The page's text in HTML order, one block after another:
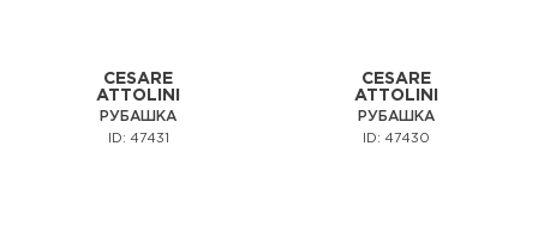
CESARE
ATTOLINI
РУБАШКА
ID: 47431
CESARE
ATTOLINI
РУБАШКА
ID: 47430